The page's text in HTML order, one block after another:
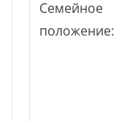
Семейное
положение: